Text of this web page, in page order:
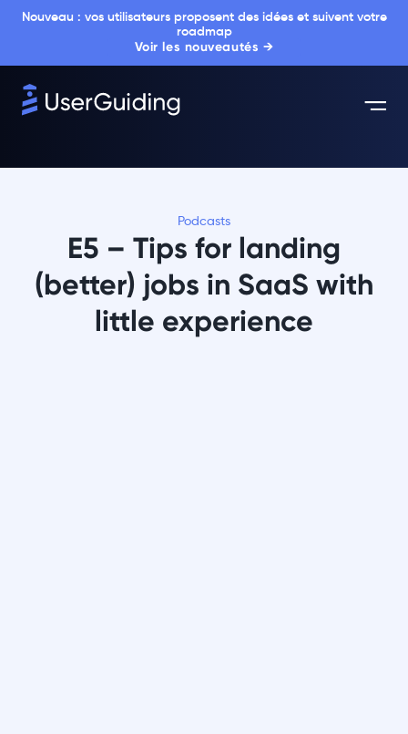
Nouveau : vos utilisateurs proposent des idées et suivent votre
roadmap
Voir les nouveautés →
Podcasts
E5 – Tips for landing
(better) jobs in SaaS with
little experience